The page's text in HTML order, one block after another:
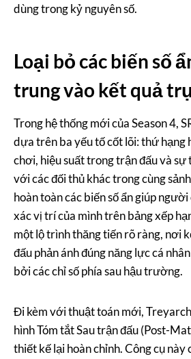
dùng trong kỷ nguyên số.
Loại bỏ các biến số
trung vào kết quả
Trong hệ thống mới của Season 4,
dựa trên ba yếu tố cốt lõi: thứ hạng
chơi, hiệu suất trong trận đấu và
với các đối thủ khác trong cùng
hoàn toàn các biến số ẩn giúp
xác vị trí của mình trên bảng xếp
một lộ trình thăng tiến rõ ràng, nơi
đấu phản ánh đúng năng lực cá
bởi các chỉ số phía sau hậu trường.
Đi kèm với thuật toán mới,
hình Tóm tắt Sau trận đấu (Post-
thiết kế lại hoàn chỉnh. Công cụ này